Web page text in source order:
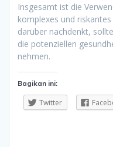
Insgesamt ist die
komplexes und
darüber nachdenkt,
die potenziellen
nehmen.
Bagikan ini:
Twitter